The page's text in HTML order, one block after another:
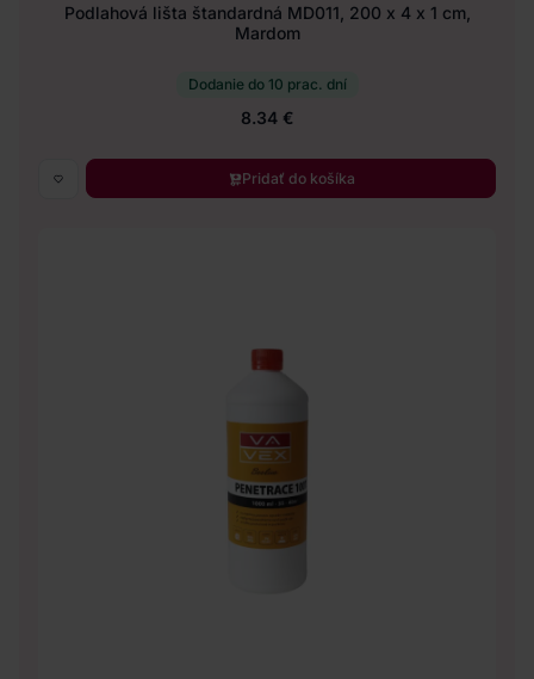
Podlahová lišta štandardná MD011, 200 x 4 x 1 cm,
Mardom
Dodanie do 10 prac. dní
8.34 €
Pridať do košíka